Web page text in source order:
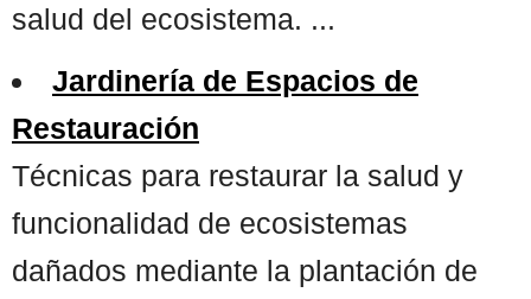
salud del ecosistema. ...
Jardinería de Espacios de
Restauración
Técnicas para restaurar la salud y
funcionalidad de ecosistemas
dañados mediante la plantación de